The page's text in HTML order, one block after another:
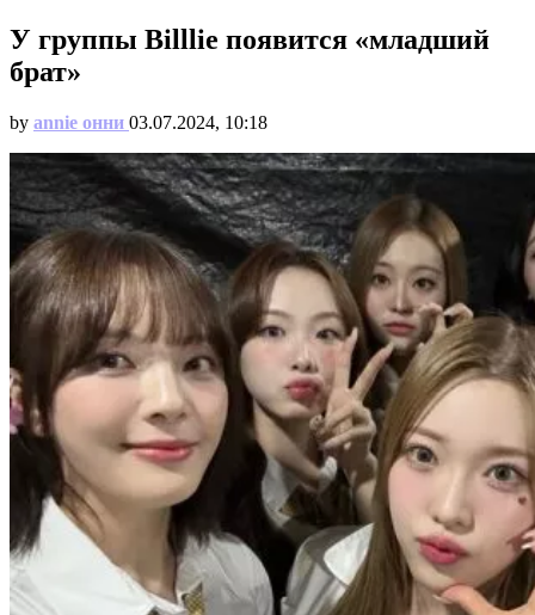
У группы Billlie появится «младший
брат»
by annie онни 03.07.2024, 10:18